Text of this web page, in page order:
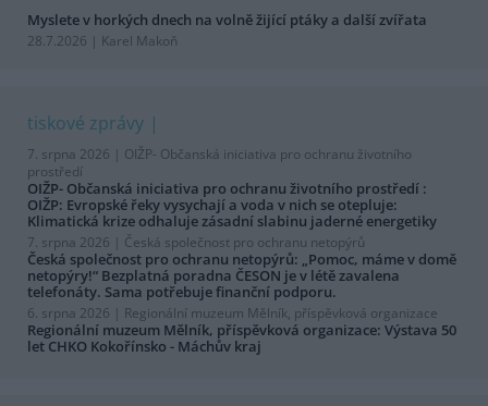
Myslete v horkých dnech na volně žijící ptáky a další zvířata
28.7.2026 | Karel Makoň
tiskové zprávy
7. srpna 2026 | OIŽP- Občanská iniciativa pro ochranu životního
prostředí
OIŽP- Občanská iniciativa pro ochranu životního prostředí :
OIŽP: Evropské řeky vysychají a voda v nich se otepluje:
Klimatická krize odhaluje zásadní slabinu jaderné energetiky
7. srpna 2026 | Česká společnost pro ochranu netopýrů
Česká společnost pro ochranu netopýrů: „Pomoc, máme v domě
netopýry!“ Bezplatná poradna ČESON je v létě zavalena
telefonáty. Sama potřebuje finanční podporu.
6. srpna 2026 | Regionální muzeum Mělník, příspěvková organizace
Regionální muzeum Mělník, příspěvková organizace: Výstava 50
let CHKO Kokořínsko - Máchův kraj